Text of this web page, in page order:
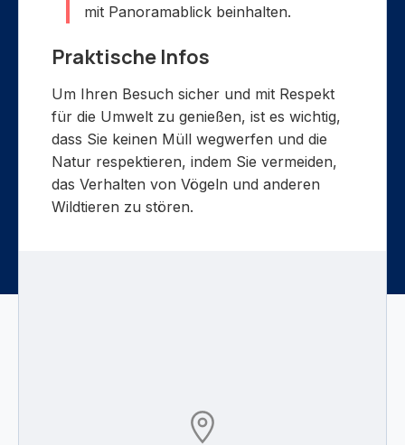
mit Panoramablick beinhalten.
Praktische Infos
Um Ihren Besuch sicher und mit Respekt
für die Umwelt zu genießen, ist es wichtig,
dass Sie keinen Müll wegwerfen und die
Natur respektieren, indem Sie vermeiden,
das Verhalten von Vögeln und anderen
Wildtieren zu stören.